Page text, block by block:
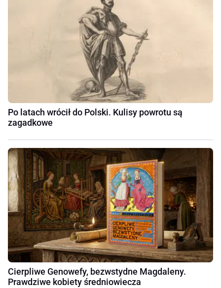
Po latach wrócił do Polski. Kulisy powrotu są
zagadkowe
Cierpliwe Genowefy, bezwstydne Magdaleny.
Prawdziwe kobiety średniowiecza